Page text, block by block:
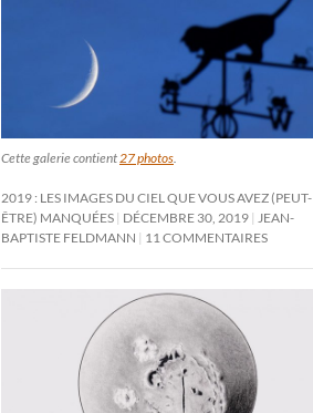
Cette galerie contient27 photos.
2019 : LES IMAGES DU CIEL QUE VOUS AVEZ (PEUT-
ÊTRE) MANQUÉES DÉCEMBRE 30, 2019 JEAN-
BAPTISTE FELDMANN
11 COMMENTAIRES